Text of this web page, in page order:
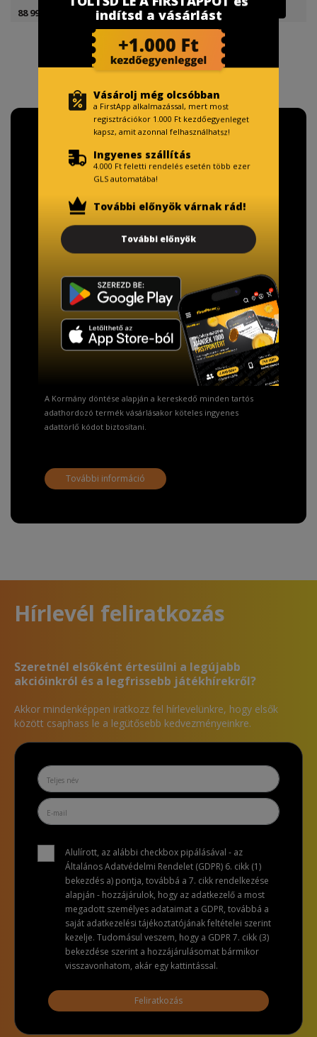
88 999 Ft 88 999 Ft
TISZTELT VÁSÁRLÓNK!
Fizetésnél kérje az ingyenes adattörlő kódot
adatainak biztonsága érdekében!
A Kormány döntése alapján a kereskedő minden tartós
adathordozó termék vásárlásakor köteles ingyenes
adattörlő kódot biztosítani.
További információ
Hírlevél feliratkozás
Szeretnél elsőként értesülni a legújabb
akcióinkról és a legfrissebb játékhírekről?
Akkor mindenképpen iratkozz fel hírlevelünkre, hogy elsők
között csaphass le a legütősebb kedvezményeinkre.
Alulírott, az alábbi checkbox pipálásával - az
Általános Adatvédelmi Rendelet (GDPR) 6. cikk (1)
bekezdés a) pontja, továbbá a 7. cikk rendelkezése
alapján - hozzájárulok, hogy az adatkezelő a most
megadott személyes adataimat a GDPR, továbbá a
saját adatkezelési tájékoztatójának feltételei szerint
kezelje. Tudomásul veszem, hogy a GDPR 7. cikk (3)
bekezdése szerint a hozzájárulásomat bármikor
visszavonhatom, akár egy kattintással.
Feliratkozás
indítsd a vásárlást
Vásárolj még olcsóbban
a FirstApp alkalmazással, mert most
regisztrációkor 1.000 Ft kezdőegyenleget
kapsz, amit azonnal felhasználhatsz!
Ingyenes szállítás
4.000 Ft feletti rendelés esetén több ezer
GLS automatába!
További előnyök várnak rád!
További előnyök